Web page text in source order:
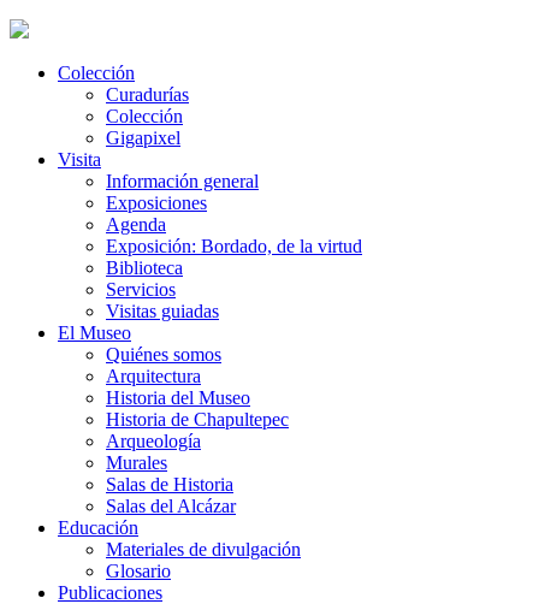
Colección
Curadurías
Colección
Gigapixel
Visita
Información general
Exposiciones
Agenda
Exposición: Bordado, de la virtud
Biblioteca
Servicios
Visitas guiadas
El Museo
Quiénes somos
Arquitectura
Historia del Museo
Historia de Chapultepec
Arqueología
Murales
Salas de Historia
Salas del Alcázar
Educación
Materiales de divulgación
Glosario
Publicaciones